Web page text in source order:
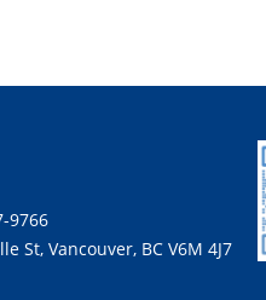
9766
St, Vancouver, BC V6M 4J7